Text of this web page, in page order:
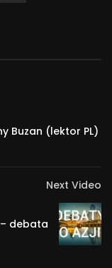
of mental
Mind Mapping
Learning
you to read fast
Buzan (lektor PL)
Next Video
debata